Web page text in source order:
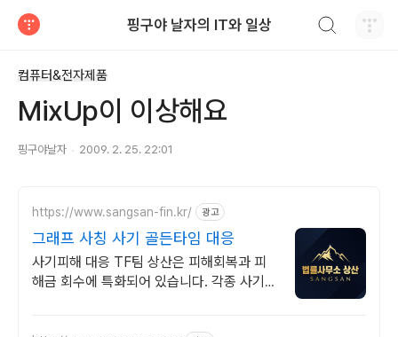
핑구야 날자의 IT와 일상
컴퓨터&전자제품
MixUp이 이상해요
핑구야날자 2009. 2. 25. 22:01
https://www.sangsan-fin.kr/ 광고
그래프 사칭 사기 골든타임 대응
사기피해 대응 TF팀 상산은 피해회복과 피
해금 회수에 특화되어 있습니다. 각종 사기